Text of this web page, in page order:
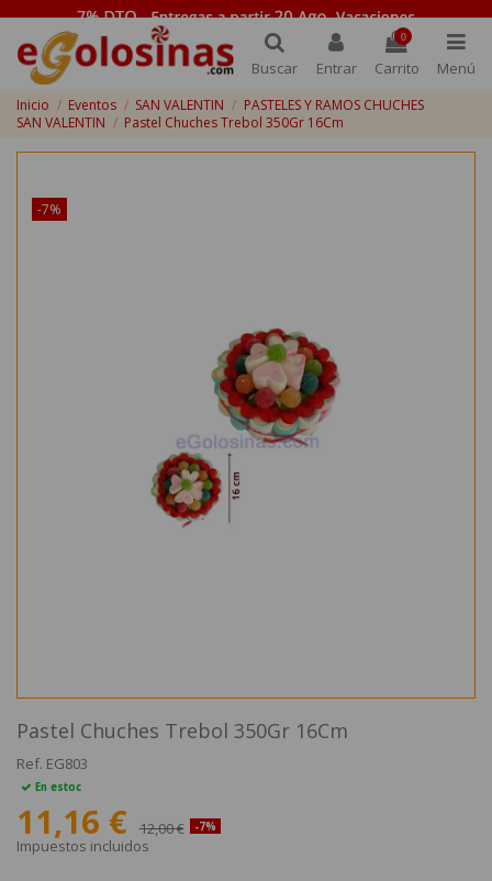
Buscar Entrar
0
Carrito Menú
Inicio Eventos SAN VALENTIN
PASTELES Y RAMOS CHUCHES
SAN VALENTIN
Pastel Chuches Trebol 350Gr 16Cm
-7%
Pastel Chuches Trebol 350Gr 16Cm
Ref. EG803
En estoc
11,16 € 12,00 € -7%
Impuestos incluidos